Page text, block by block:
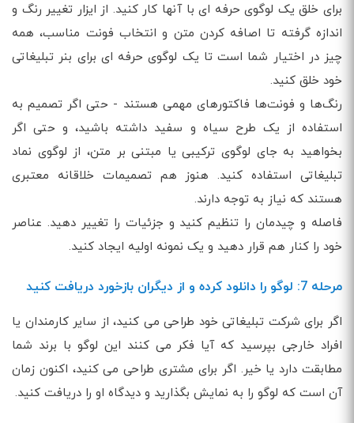
برای خلق یک لوگوی حرفه ای با آنها کار کنید. از ایزار تغییر رنگ و
اندازه گرفته تا اصافه کردن متن و انتخاب فونت مناسب، همه
چیز در اختیار شما است تا یک لوگوی حرفه ای برای بنر تبلیغاتی
خود خلق کنید.
رنگ‌ها و فونت‌ها فاکتورهای مهمی هستند - حتی اگر تصمیم به
استفاده از یک طرح سیاه و سفید داشته باشید، و حتی اگر
بخواهید به جای لوگوی ترکیبی یا مبتنی بر متن، از لوگوی نماد
تبلیغاتی استفاده کنید. هنوز هم تصمیمات خلاقانه معتبری
هستند که نیاز به توجه دارند.
فاصله و چیدمان را تنظیم کنید و جزئیات را تغییر دهید. عناصر
خود را کنار هم قرار دهید و یک نمونه اولیه ایجاد کنید.
مرحله 7: لوگو را دانلود کرده و از دیگران بازخورد دریافت کنید
اگر برای شرکت تبلیغاتی خود طراحی می کنید، از سایر کارمندان یا
افراد خارجی بپرسید که آیا فکر می کنند این لوگو با برند شما
مطابقت دارد یا خیر. اگر برای مشتری طراحی می کنید، اکنون زمان
آن است که لوگو را به نمایش بگذارید و دیدگاه او را دریافت کنید.